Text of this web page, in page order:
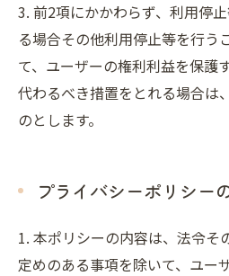
3. 前2項にかかわらず、利用停
る場合その他利用停止等を行う
て、ユーザーの権利利益を保護
代わるべき措置をとれる場合は
のとします。
プライバシーポリシー
1. 本ポリシーの内容は、法令そ
定めのある事項を除いて、ユー